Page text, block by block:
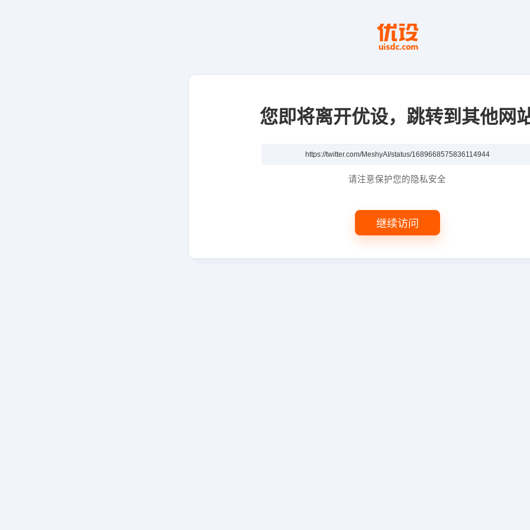
您即将离开优设，跳转到其他网
请注意保护您的隐私安全
继续访问